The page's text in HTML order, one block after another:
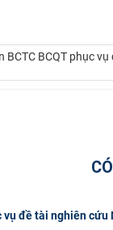
BCQT phục
đề tài nghiên cứu